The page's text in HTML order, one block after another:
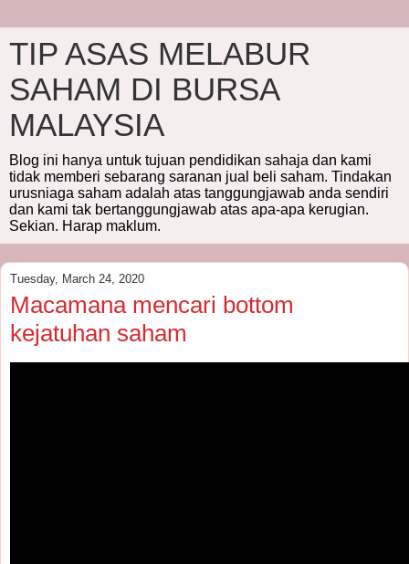
TIP ASAS MELABUR
SAHAM DI BURSA
MALAYSIA
Blog ini hanya untuk tujuan pendidikan sahaja dan kami
tidak memberi sebarang saranan jual beli saham. Tindakan
urusniaga saham adalah atas tanggungjawab anda sendiri
dan kami tak bertanggungjawab atas apa-apa kerugian.
Sekian. Harap maklum.
Tuesday, March 24, 2020
Macamana mencari bottom
kejatuhan saham